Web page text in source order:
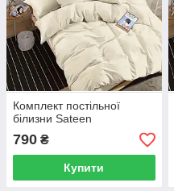
Комплект постільної
білизни Sateen
790 ₴
Купити